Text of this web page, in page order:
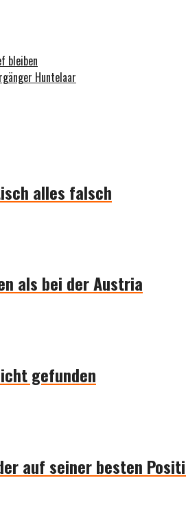
bleiben
Huntelaar
alles falsch
als bei der Austria
gefunden
auf seiner besten